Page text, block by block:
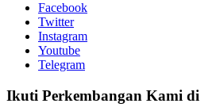
Facebook
Twitter
Instagram
Youtube
Telegram
Ikuti Perkembangan Kami di